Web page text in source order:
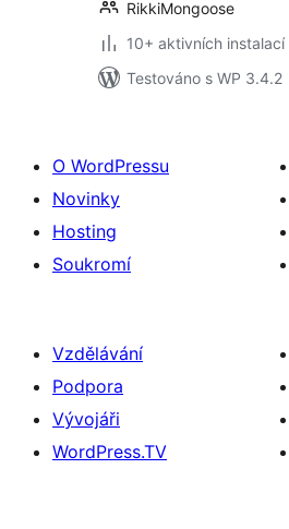
RikkiMongoose
10+ aktivních instalací
Testováno s WP 3.4.2
O WordPressu
Novinky
Hosting
Soukromí
Vzdělávání
Podpora
Vývojáři
WordPress.TV